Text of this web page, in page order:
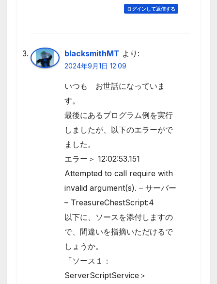
ログインして返信する
blacksmithMT より:
2024年9月1日 12:09
いつも お世話になっていま
す。
最後にあるプログラム例を実行
しましたが、以下のエラーがで
ました。
エラー＞ 12:02:53.151
Attempted to call require with
invalid argument(s). – サーバー
– TreasureChestScript:4
以下に、ソースを添付しますの
で、間違いを指摘いただけるで
しょうか。
「ソース１：
ServerScriptService＞